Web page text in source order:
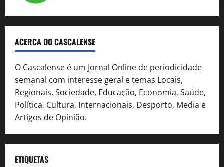
ACERCA DO CASCALENSE
O Cascalense é um Jornal Online de periodicidade
semanal com interesse geral e temas Locais,
Regionais, Sociedade, Educação, Economia, Saúde,
Política, Cultura, Internacionais, Desporto, Media e
Artigos de Opinião.
ETIQUETAS